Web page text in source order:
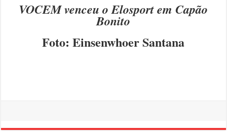
VOCEM venceu o Elosport em Capão
Bonito
Foto: Einsenwhoer Santana